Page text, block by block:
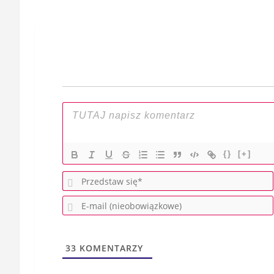
{} [+]
P
r
E
-
33 KOMENTARZY